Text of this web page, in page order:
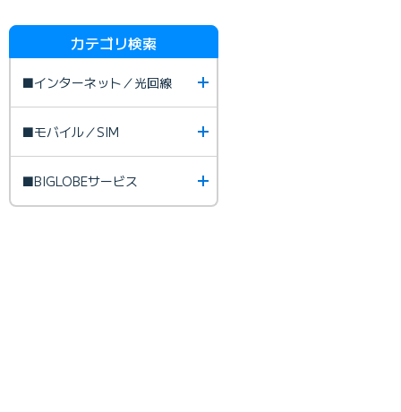
カテゴリ検索
■インターネット／光回線
■モバイル／SIM
■BIGLOBEサービス